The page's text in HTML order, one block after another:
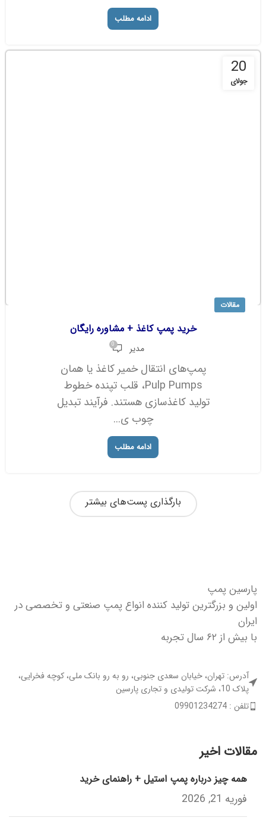
ادامه مطلب
20
جولای
مقالات
خرید پمپ کاغذ + مشاوره رایگان
مدیر 0
پمپ‌های انتقال خمیر کاغذ یا همان
Pulp Pumps، قلب تپنده خطوط
تولید کاغذسازی هستند. فرآیند تبدیل
چوب ی...
ادامه مطلب
بارگذاری پست‌های بیشتر
پارسین پمپ
اولین و بزرگترین تولید کننده انواع پمپ صنعتی و تخصصی در
ایران
با بیش از ۶۲ سال تجربه
آدرس: تهران، خیابان سعدی جنوبی، رو به رو بانک ملی، کوچه فخرایی،
پلاک 10، شرکت تولیدی و تجاری پارسین
تلفن : 09901234274
مقالات اخیر
همه چیز درباره پمپ استیل + راهنمای خرید
فوریه 21, 2026